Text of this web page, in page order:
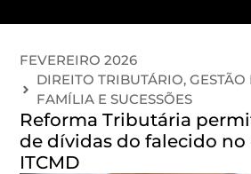
FEVEREIRO 2026
DIREITO TRIBUTÁRIO,
FAMÍLIA E SUCESSÕES
Reforma Tributária
de dívidas do falecido no
ITCMD